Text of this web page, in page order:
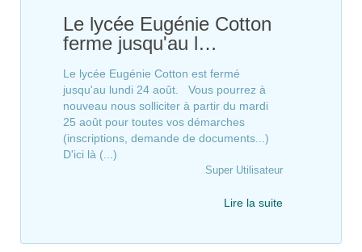
Le lycée Eugénie Cotton
ferme jusqu'au l…
Le lycée Eugénie Cotton est fermé
jusqu'au lundi 24 août. Vous pourrez à
nouveau nous solliciter à partir du mardi
25 août pour toutes vos démarches
(inscriptions, demande de documents...)
D'ici là (...)
Super Utilisateur
Lire la suite